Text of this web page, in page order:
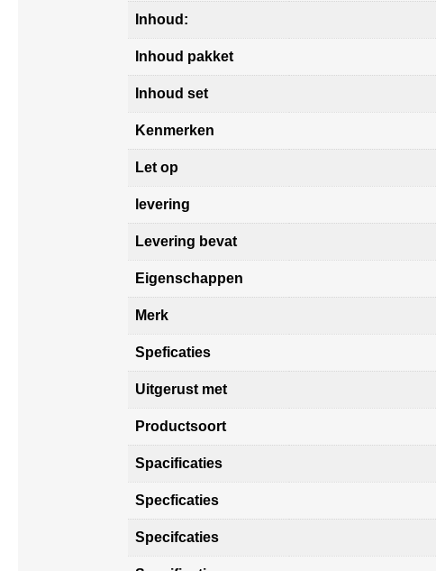
Inhoud:
Inhoud pakket
Inhoud set
Kenmerken
Let op
levering
Levering bevat
Eigenschappen
Merk
Speficaties
Uitgerust met
Productsoort
Spacificaties
Specficaties
Specifcaties